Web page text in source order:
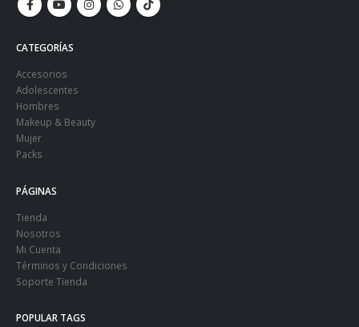
CATEGORÍAS
Accesorios
Adolescentes
Hombres
Makeup & Beauty
Mujer
Packs
PÁGINAS
Tienda
Nosotros
Mi Cuenta
Términos y Condiciones
Soporte Tienda
POPULAR TAGS